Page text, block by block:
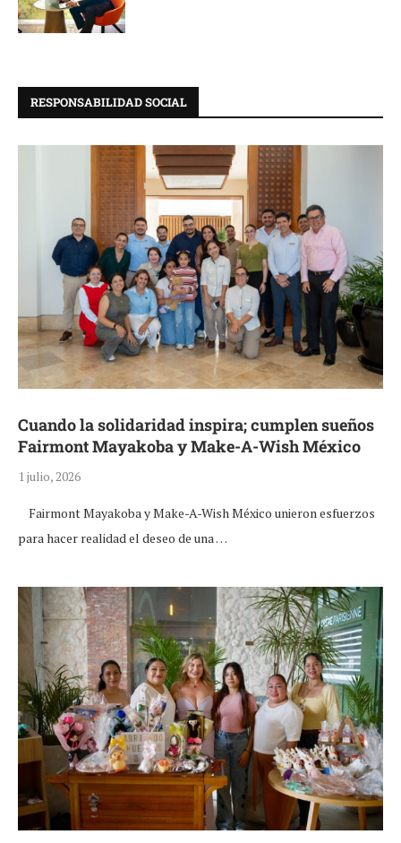
RESPONSABILIDAD SOCIAL
Cuando la solidaridad inspira; cumplen sueños
Fairmont Mayakoba y Make-A-Wish México
1 julio, 2026
Fairmont Mayakoba y Make-A-Wish México unieron esfuerzos
para hacer realidad el deseo de una …